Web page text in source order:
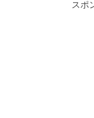
スポ